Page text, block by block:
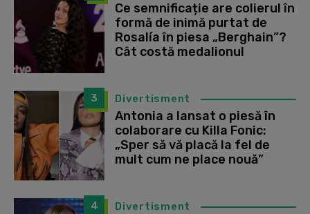
Ce semnificație are colierul în
formă de inimă purtat de
Rosalía în piesa „Berghain”?
Cât costă medalionul
3 Divertisment
Antonia a lansat o piesă în
colaborare cu Killa Fonic:
„Sper să vă placă la fel de
mult cum ne place nouă”
4 Divertisment